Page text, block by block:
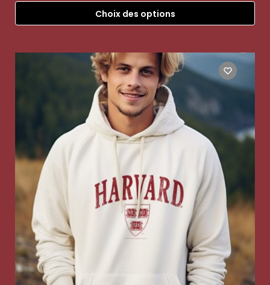
Choix des options